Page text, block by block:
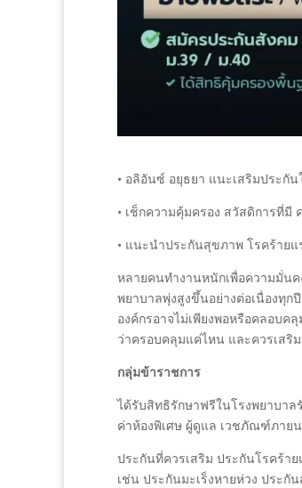
• อลิอันซ์ อยุธยา แนะเสริมประกั
• เช็กความคุ้มครอง สวัสดิการที่มี
• แนะนำประกันสุขภาพ โรคร้ายแ
หลายคนทำงานหนักเพื่อความมั่น
พยาบาลพุ่งสูงขึ้นอย่างต่อเนื่องทุ
องค์กรอาจไม่เพียงพอหรือคลอบค
ว่าครอบคลุมแค่ไหน และควรเสริ
กลุ่มข้าราชการ
ได้รับสิทธิรักษาฟรีในโรงพยาบา
ค่าห้องพิเศษ ผู้ดูแล เวชภัณฑ์ภาย
ประกันที่ควรเสริม ประกันโรคร้า
เช่น ประกันมะเร็งหายห่วง ประกั